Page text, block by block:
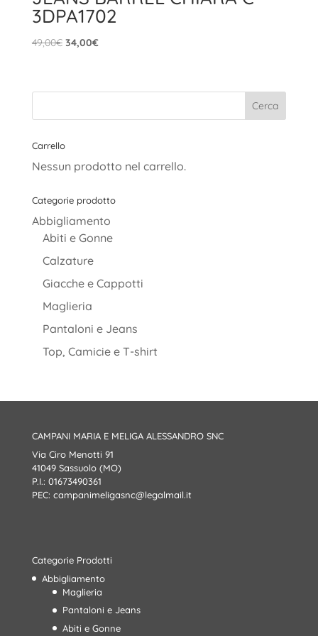
3DPA1702
49,00€ Il
era:
34,00€Il
è:
Carrello
Nessun prodotto nel carrello.
Categorie prodotto
Abbigliamento
Abiti e Gonne
Calzature
Giacche e Cappotti
Maglieria
Pantaloni e Jeans
Top, Camicie e T-shirt
CAMPANI MARIA E MELIGA ALESSANDRO SNC
Via Ciro Menotti 91
41049 Sassuolo (MO)
P.I.: 01673490361
PEC: campanimeligasnc@legalmail.it
Categorie Prodotti
Abbigliamento
Maglieria
Pantaloni e Jeans
Abiti e Gonne